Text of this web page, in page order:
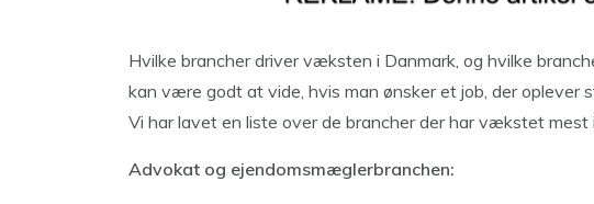
Hvilke brancher driver væksten i Danmark, og hvilke
kan være godt at vide, hvis man ønsker et job, der oplever
Vi har lavet en liste over de brancher der har vækstet mest
Advokat og ejendomsmæglerbranchen: